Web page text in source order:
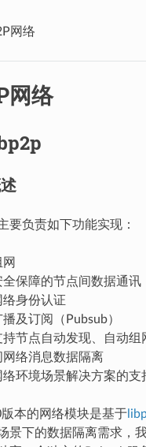
网络
网络
要负责如下功能实现：
全保障的节点间数据通讯
络身份认证
及订阅（Pubsub）
持节点自动发现、自动组
网络消息数据隔离
络环境场景解决方案的支
本的网络模块是基于
景下的数据隔离需求，